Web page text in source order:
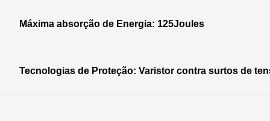
Máxima absorção de Energia: 125Joules
Tecnologias de Proteção: Varistor contra surtos de